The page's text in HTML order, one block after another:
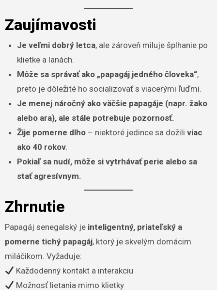
Zaujímavosti
Je veľmi dobrý letca, ale zároveň miluje šplhanie po
klietke a lanách.
Môže sa správať ako „papagáj jedného človeka“,
preto je dôležité ho socializovať s viacerými ľuďmi.
Je menej náročný ako väčšie papagáje (napr. žako
alebo ara), ale stále potrebuje pozornosť.
Žije pomerne dlho – niektoré jedince sa dožiliviac
ako 40 rokov.
Pokiaľ sa nudí, môže si vytrhávať perie alebo sa
stať agresívnym.
Zhrnutie
Papagáj senegalský je inteligentný, priateľský a
pomerne tichý papagáj, ktorý je skvelým domácim
miláčikom. Vyžaduje:
Každodenný kontakt a interakciu
Možnosť lietania mimo klietky